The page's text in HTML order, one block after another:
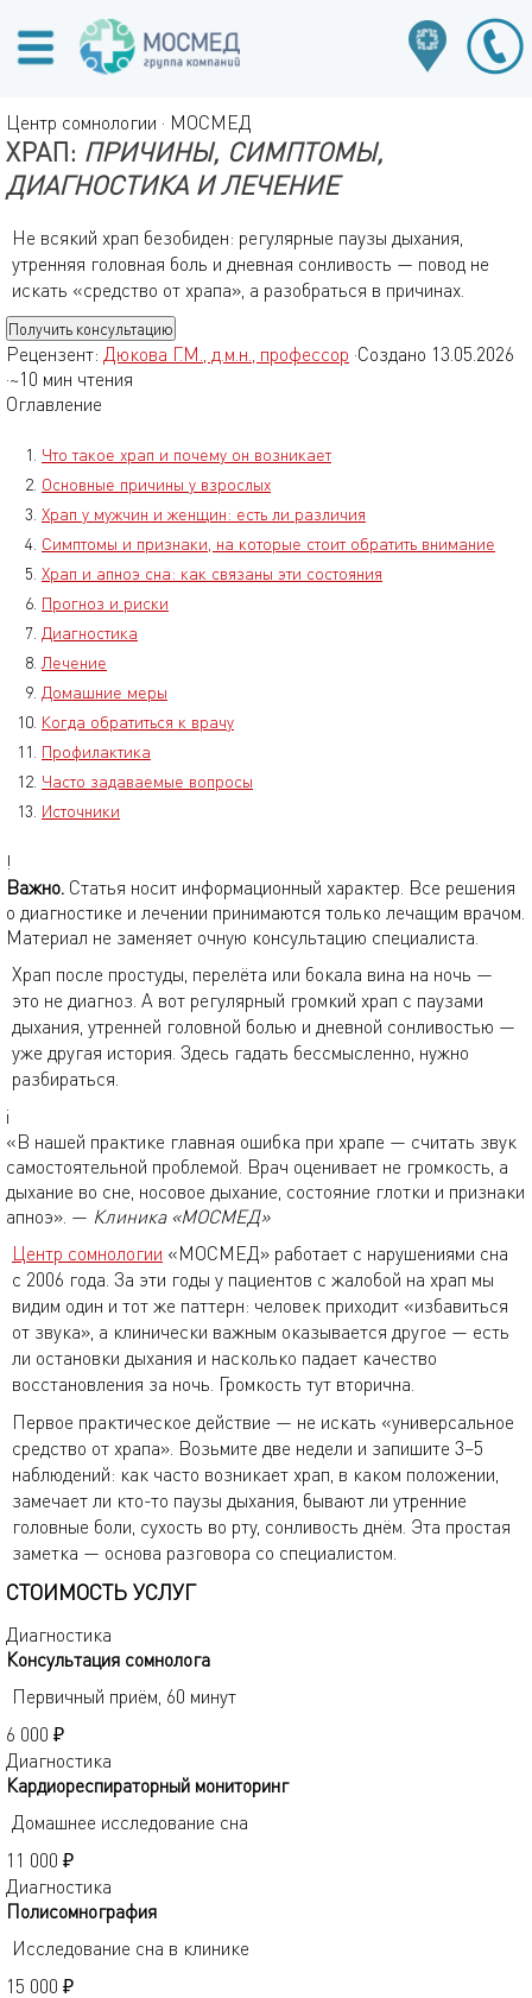
Центр сомнологии · МОСМЕД
ХРАП: ПРИЧИНЫ, СИМПТОМЫ,
ДИАГНОСТИКА И ЛЕЧЕНИЕ
Не всякий храп безобиден: регулярные паузы дыхания,
утренняя головная боль и дневная сонливость — повод не
искать «средство от храпа», а разобраться в причинах.
Получить консультацию
Рецензент: Дюкова Г.М., д.м.н., профессор ·Создано 13.05.2026
·~10 мин чтения
Оглавление
Что такое храп и почему он возникает
Основные причины у взрослых
Храп у мужчин и женщин: есть ли различия
Симптомы и признаки, на которые стоит обратить внимание
Храп и апноэ сна: как связаны эти состояния
Прогноз и риски
Диагностика
Лечение
Домашние меры
Когда обратиться к врачу
Профилактика
Часто задаваемые вопросы
Источники
!
Важно. Статья носит информационный характер. Все решения
о диагностике и лечении принимаются только лечащим врачом.
Материал не заменяет очную консультацию специалиста.
Храп после простуды, перелёта или бокала вина на ночь —
это не диагноз. А вот регулярный громкий храп с паузами
дыхания, утренней головной болью и дневной сонливостью —
уже другая история. Здесь гадать бессмысленно, нужно
разбираться.
i
«В нашей практике главная ошибка при храпе — считать звук
самостоятельной проблемой. Врач оценивает не громкость, а
дыхание во сне, носовое дыхание, состояние глотки и признаки
апноэ». — Клиника «МОСМЕД»
Центр сомнологии «МОСМЕД» работает с нарушениями сна
с 2006 года. За эти годы у пациентов с жалобой на храп мы
видим один и тот же паттерн: человек приходит «избавиться
от звука», а клинически важным оказывается другое — есть
ли остановки дыхания и насколько падает качество
восстановления за ночь. Громкость тут вторична.
Первое практическое действие — не искать «универсальное
средство от храпа». Возьмите две недели и запишите 3–5
наблюдений: как часто возникает храп, в каком положении,
замечает ли кто-то паузы дыхания, бывают ли утренние
головные боли, сухость во рту, сонливость днём. Эта простая
заметка — основа разговора со специалистом.
СТОИМОСТЬ УСЛУГ
Диагностика
Консультация сомнолога
Первичный приём, 60 минут
6 000 ₽
Диагностика
Кардиореспираторный мониторинг
Домашнее исследование сна
11 000 ₽
Диагностика
Полисомнография
Исследование сна в клинике
15 000 ₽